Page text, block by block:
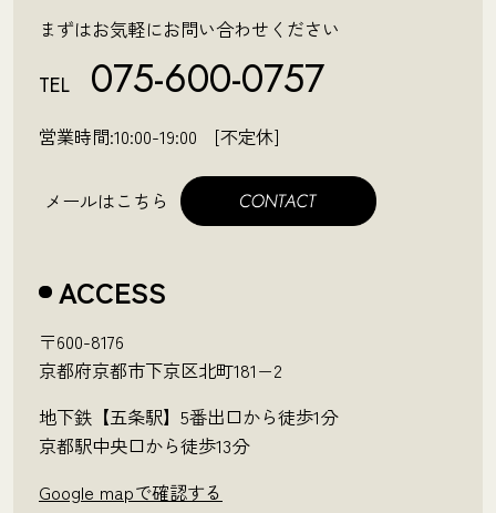
まずはお気軽にお問い合わせください
TEL 075-600-0757
営業時間:10:00-19:00 [不定休]
メールはこちら
ACCESS
〒600-8176
京都府京都市下京区北町181−2
地下鉄【五条駅】5番出口から徒歩1分
京都駅中央口から徒歩13分
Google mapで確認する